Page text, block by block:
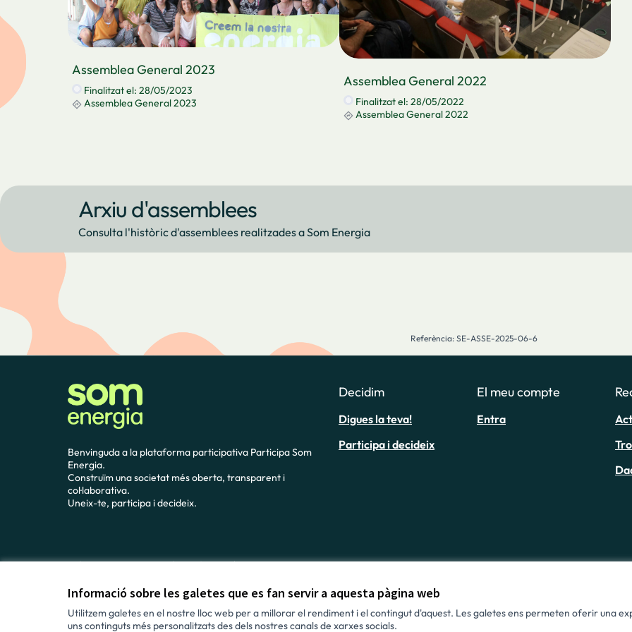
Informació sobre les galetes que es fan servir a aquesta pàgina web
Utilitzem galetes en el nostre lloc web per a millorar el rendiment i el contingut d'aquest. Les galetes ens permeten oferir una
uns continguts més personalitzats des dels nostres canals de xarxes socials.
Assemblea General 2023
Finalitzat el: 28/05/2023
Assemblea General 2023
Assemblea General 2022
Finalitzat el: 28/05/2022
Assemblea General 2022
Arxiu d'assemblees
Consulta l'històric d'assemblees realitzades a Som Energia
Referència: SE-ASSE-2025-06-6
Benvinguda a la plataforma participativa Participa Som
Energia.
Construïm una societat més oberta, transparent i
col·laborativa.
Uneix-te, participa i decideix.
Decidim
Digues la teva!
Participa i decideix
El meu compte
Entra
Avís legal i condicions d’úsConfiguració de les galetes